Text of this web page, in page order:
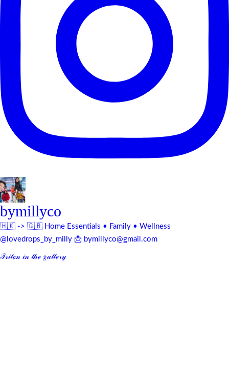
bymillyco
🇭🇰 -> 🇬🇧 Home Essentials • Family • Wellness
@lovedrops_by_milly 📩 bymillyco@gmail.com
𝒯𝓇𝒾𝓉ℴ𝓃 𝒾𝓃 𝓉𝒽ℯ 𝑔𝒶𝓁𝓁ℯ𝓇𝓎